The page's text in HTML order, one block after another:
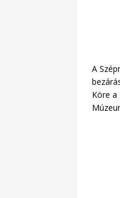
A
Köre a